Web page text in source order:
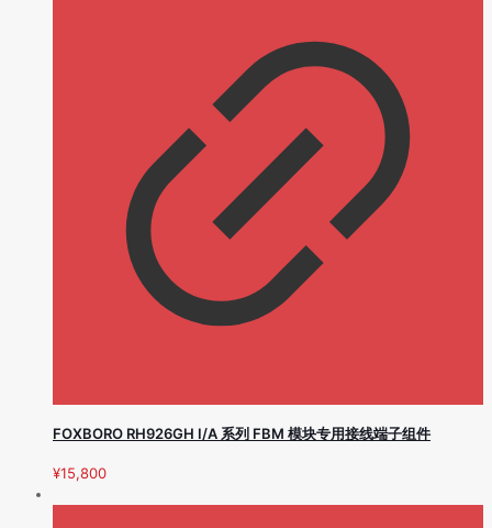
FOXBORO RH926GH I/A 系列 FBM 模块专用接线端子组件
¥15,800